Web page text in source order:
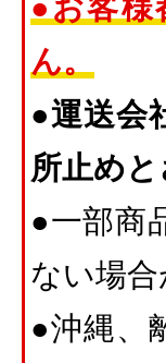
●お客様
ん。
●運送会
所止めと
●一部商
ない場合
●沖縄、